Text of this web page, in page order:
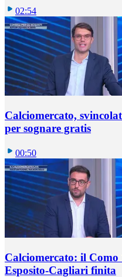
02:54
Calciomercato,
per sognare gratis
00:50
Calciomercato: il
Esposito-Cagliari finita